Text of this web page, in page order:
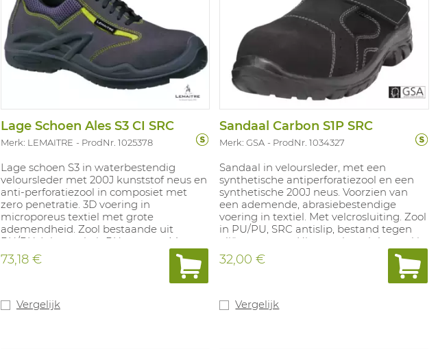
Lage Schoen Ales S3 CI SRC
Merk: LEMAITRE ProdNr. 1025378
Lage schoen S3 in waterbestendig
veloursleder met 200J kunststof neus en
anti-perforatiezool in composiet met
zero penetratie. 3D voering in
microporeus textiel met grote
ademendheid. Zool bestaande uit
PU/PU. Inlegzool uit PU mousse. Maten:
38 - 48.
73,18 €
Vergelijk
Sandaal Carbon S1P SRC
Merk: GSA ProdNr. 1034327
Sandaal in veloursleder, met een
synthetische antiperforatiezool en een
synthetische 200J neus. Voorzien van
een ademende, abrasiebestendige
voering in textiel. Met velcrosluiting. Zool
in PU/PU, SRC antislip, bestand tegen
oliën en zuren. Uitneembare inlegzool in
polyurethaan met textiel laag. 100%
metaalvrij. Maten: 35-50.
32,00 €
Vergelijk